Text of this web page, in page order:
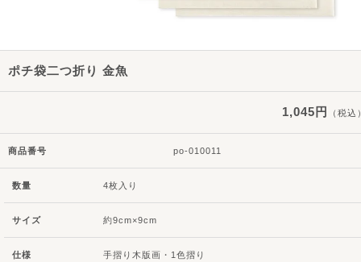
数量 4枚入り
サイズ 約9cm×9cm
仕様 手摺り木版画・1色摺り
ポチ袋二つ折り 金魚
1,045円 （税込
商品番号 po-010011